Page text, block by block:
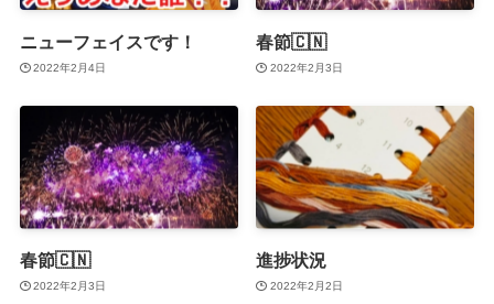
ニューフェイスです！
2022年2月4日
春節🇨🇳
2022年2月3日
春節🇨🇳
2022年2月3日
進捗状況
2022年2月2日